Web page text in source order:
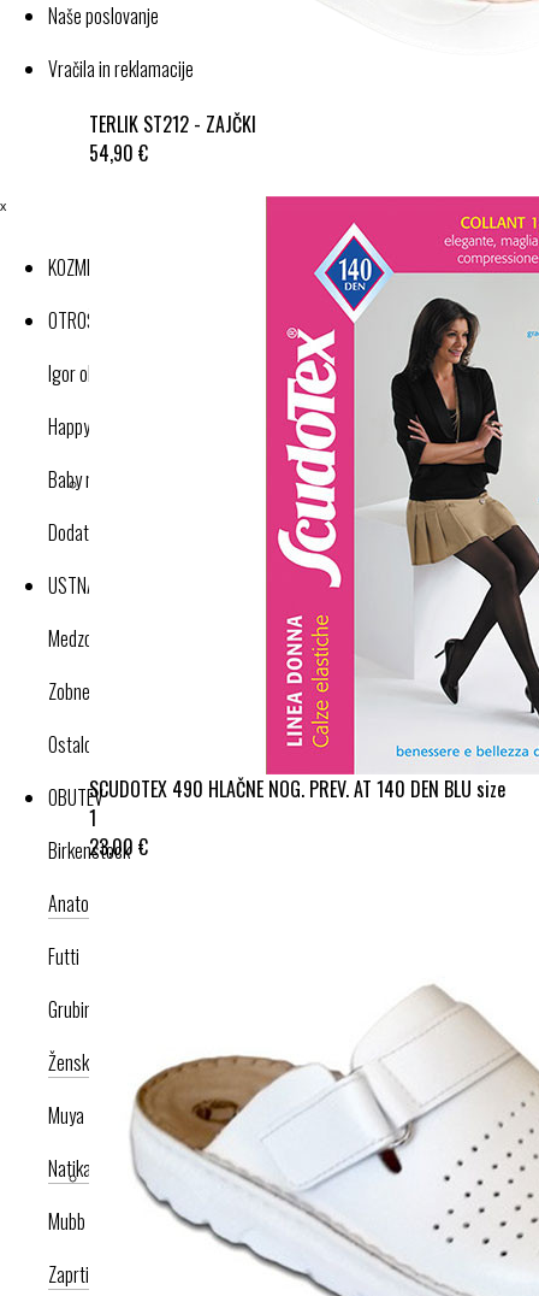
TERLIK ST212 - ZAJČKI
54,90 €
SCUDOTEX 490 HLAČNE NOG. PREV. AT 140 DEN BLU size
1
23,00 €
Naše poslovanje
Vračila in reklamacije
ˣ
KOZMETIKA
OTROŠKI IZDELKI
Igor obutev
Happy nose cleaner
Baby nose cleaner
Dodatki
USTNA HIGIENA
Medzobne ščetke
Zobne ščetke
Ostalo
OBUTEV
Birkenstock
Anatomska obutev
Futti
Grubin
Ženska celoletna kolekcijaMoška celoletna kolekcija
Muya
Natikači
Srednje visoka petaVisoka peta
Mubb
Zaprti modeli
Zamenljivi vložki